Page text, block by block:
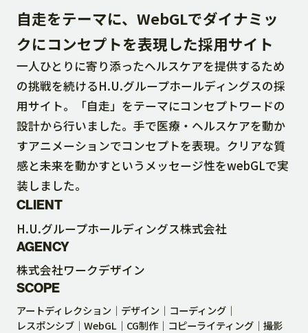
CONTACT
RECRUIT SITE
自走をテーマに、WebGLでダイナミッ
クにコンセプトを表現した採用サイト
一人ひとりに寄り添ったヘルスケアを提供するため
の挑戦を続けるH.U.グループホールディングスの採
用サイト。「自走」をテーマにコンセプトワードの
設計から行いました。手で医療・ヘルスケアを動か
すアニメーションでコンセプトを表現。クリアな質
感と未来を動かすというメッセージ性をwebGLで実
装しました。
CLIENT
H.U.グループホールディングス株式会社
AGENCY
株式会社ワークデザイン
SCOPE
アートディレクション デザイン
コーディング
レスポンシブ
WebGL CG制作 コピーライティング 撮影